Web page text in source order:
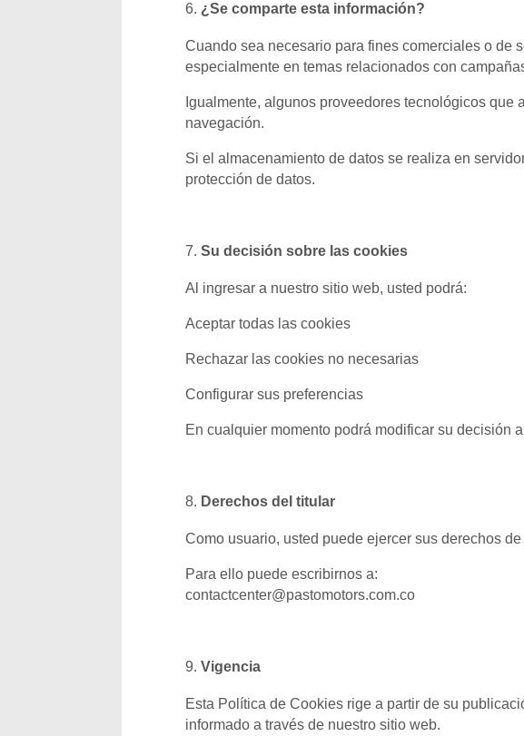
¿Se comparte esta información?
Cuando sea necesario para fines comerciales o de
especialmente en temas relacionados con
Igualmente, algunos proveedores tecnológicos
navegación.
Si el almacenamiento de datos se realiza en
protección de datos.
Su decisión sobre las cookies
Al ingresar a nuestro sitio web, usted podrá:
Aceptar todas las cookies
Rechazar las cookies no necesarias
Configurar sus preferencias
En cualquier momento podrá modificar su decisión
Derechos del titular
Como usuario, usted puede ejercer sus derechos
Para ello puede escribirnos a:
contactcenter@pastomotors.com.co
Vigencia
Esta Política de Cookies rige a partir de su
informado a través de nuestro sitio web.